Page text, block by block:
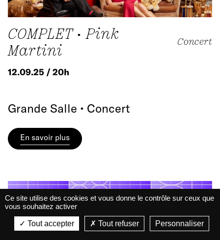
COMPLET • Pink
Martini
Concert
12.09.25 / 20h
Grande Salle • Concert
En savoir plus
La Belle Électrique
La Belle Électrique
VIEW - On Google Play
VIEW
Ce site utilise des cookies et vous donne le contrôle sur ceux que
vous souhaitez activer
Tout accepter Tout refuser Personnaliser